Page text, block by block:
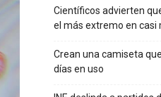
Científicos advierten
el más extremo en casi
Crean una camiseta
días en uso